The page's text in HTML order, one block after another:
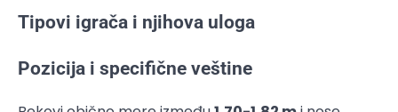
Tipovi igrača i njihova uloga
Pozicija i specifične veštine